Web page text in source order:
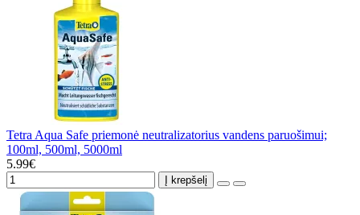
Tetra Aqua Safe priemonė neutralizatorius vandens paruošimui;
100ml, 500ml, 5000ml
5.99€
Į krepšelį